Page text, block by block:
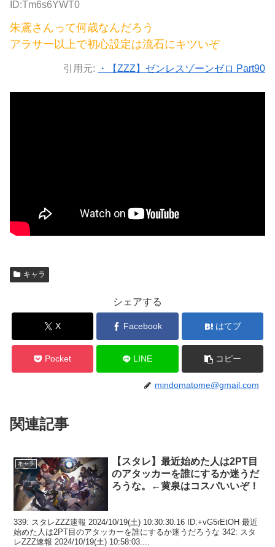
ID:Tm6s6YWT0
朱鳶さんって何歳なんだろう
アラサー以上で初心設定は流石にキツいぞ
引用元: ・【ZZZ】ゼンレスゾーンゼロ Part90
キャラ
シェアする
X Facebook はてブ
Pocket LINE コピー
mindomatome@gmail.com
関連記事
キャラ
【スタレ】最近始めた人は2PT目
のアタッカーを誰にするか迷うだ
ろうな。←黄泉はコスパいいぞ！
339: スタレZZZ速報 2024/10/19(土) 10:30:30.16 ID:+vG5rEtOH 最近
始めた人は2PT目のアタッカーを誰にするか迷うだろうな 342: スタ
レZZZ速報 2024/10/19(土) 10:58:03....